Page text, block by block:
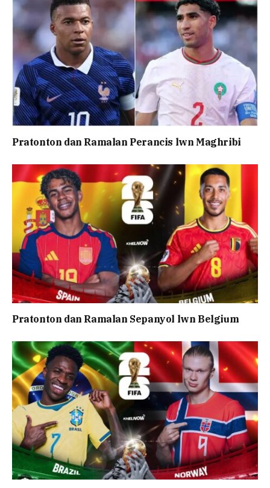
Pratonton dan Ramalan Perancis lwn Maghribi
Pratonton dan Ramalan Sepanyol lwn Belgium